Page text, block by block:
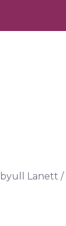
Lanett /